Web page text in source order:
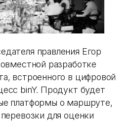
правления Егор
разработке
встроенного в цифровой
binY. Продукт будет
платформы о маршруте,
для оценки